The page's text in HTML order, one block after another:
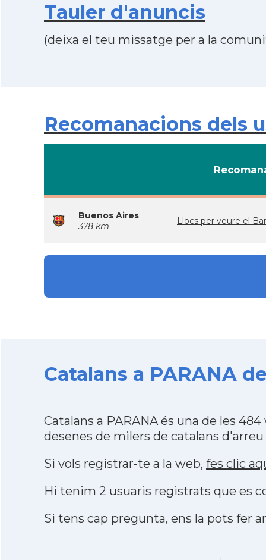
Tauler d'anuncis
(deixa el teu missatge per a la
Recomanacions dels
Buenos Aires
378 km
Llocs per veure el
Catalans a PARANA
Catalans a PARANA és una de les
desenes de milers de catalans
Si vols registrar-te a la web, fes clic
Hi tenim 2 usuaris registrats que es
Si tens cap pregunta, ens la pots fer